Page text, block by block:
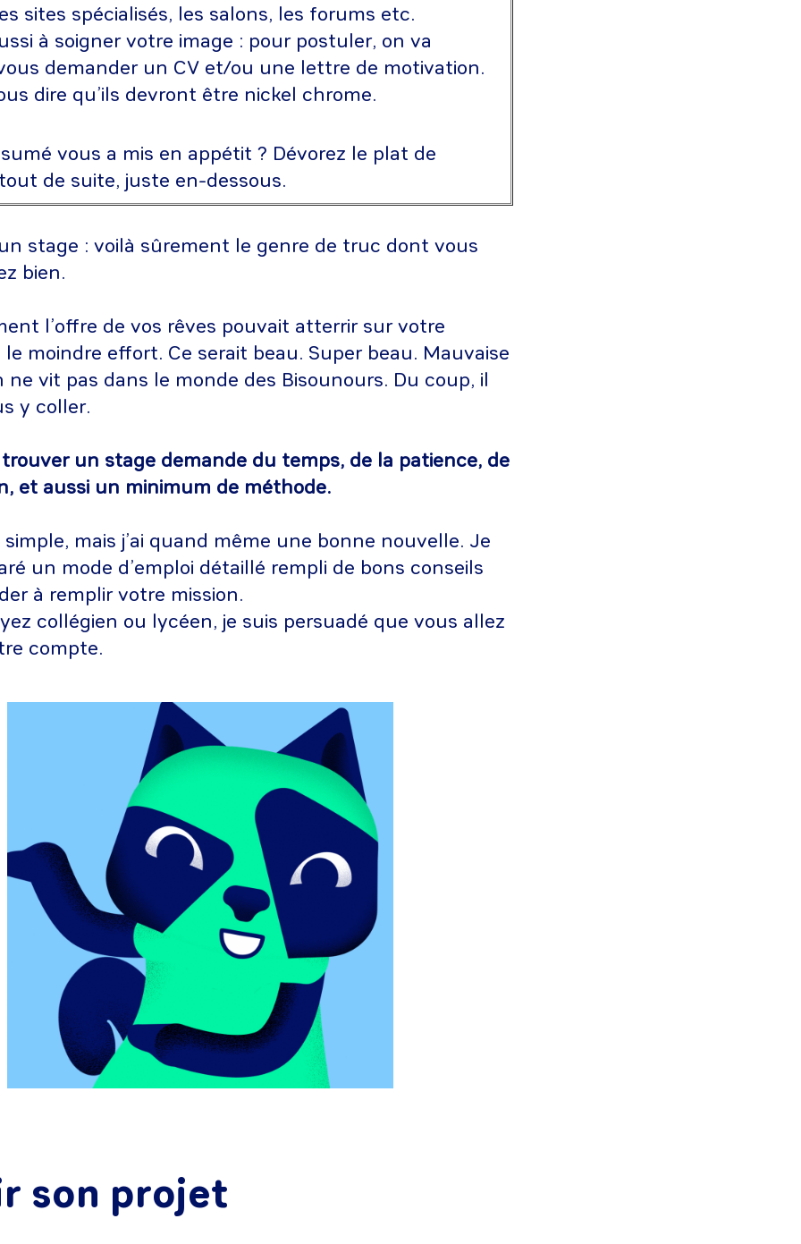
sites spécialisés, les salons, les forums etc.
à soigner votre image : pour postuler, on va
demander un CV et/ou une lettre de motivation.
dire qu’ils devront être nickel chrome.
vous a mis en appétit ? Dévorez le plat de
de suite, juste en-dessous.
stage : voilà sûrement le genre de truc dont vous
bien.
l’offre de vos rêves pouvait atterrir sur votre
moindre effort. Ce serait beau. Super beau. Mauvaise
ne vit pas dans le monde des Bisounours. Du coup, il
y coller.
un stage demande du temps, de la patience, de
et aussi un minimum de méthode.
simple, mais j’ai quand même une bonne nouvelle. Je
un mode d’emploi détaillé rempli de bons conseils
à remplir votre mission.
collégien ou lycéen, je suis persuadé que vous allez
compte.
son projet